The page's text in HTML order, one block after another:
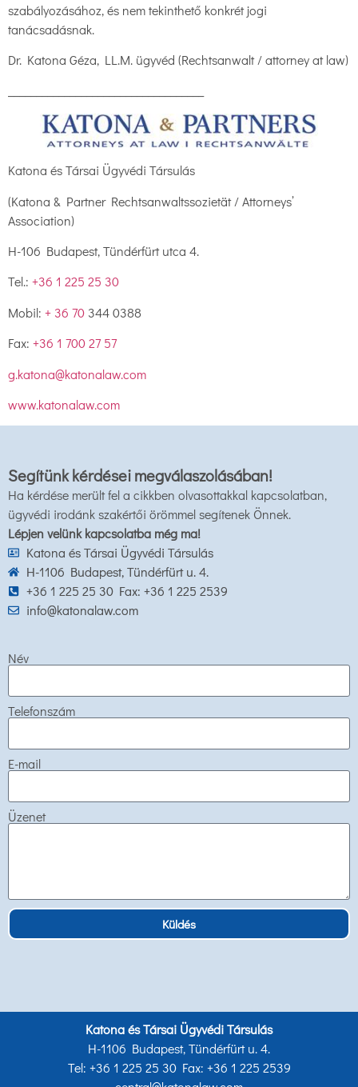
szabályozásához, és nem tekinthető konkrét jogi
tanácsadásnak.
Dr. Katona Géza, LL.M. ügyvéd (Rechtsanwalt / attorney at law)
Katona és Társai Ügyvédi Társulás
(Katona & Partner Rechtsanwaltssozietät / Attorneys’
Association)
H-106 Budapest, Tündérfürt utca 4.
Tel.: +36 1 225 25 30
Mobil: + 36 70 344 0388
Fax: +36 1 700 27 57
g.katona@katonalaw.com
www.katonalaw.com
Segítünk kérdései megválaszolásában!
Ha kérdése merült fel a cikkben olvasottakkal kapcsolatban,
ügyvédi irodánk szakértői örömmel segítenek Önnek.
Lépjen velünk kapcsolatba még ma!
Katona és Társai Ügyvédi Társulás
H-1106 Budapest, Tündérfürt u. 4.
+36 1 225 25 30 Fax: +36 1 225 2539
info@katonalaw.com
Név
Telefonszám
E-mail
Üzenet
Küldés
Katona és Társai Ügyvédi Társulás
H-1106 Budapest, Tündérfürt u. 4.
Tel: +36 1 225 25 30 Fax: +36 1 225 2539